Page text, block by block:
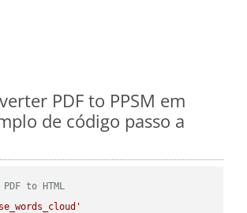
PDF to PPSM em
de código passo a
to HTML